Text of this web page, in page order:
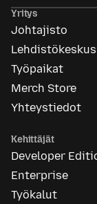
Yritys
Johtajisto
Lehdistökeskus
Työpaikat
Merch Store
Yhteystiedot
Kehittäjät
Developer
Enterprise
Työkalut